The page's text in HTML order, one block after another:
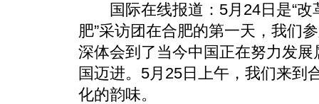
国际在线报道：5月24日是“改
肥”采访团在合肥的第一天，我们
深体会到了当今中国正在努力发
国迈进。5月25日上午，我们来到
化的韵味。